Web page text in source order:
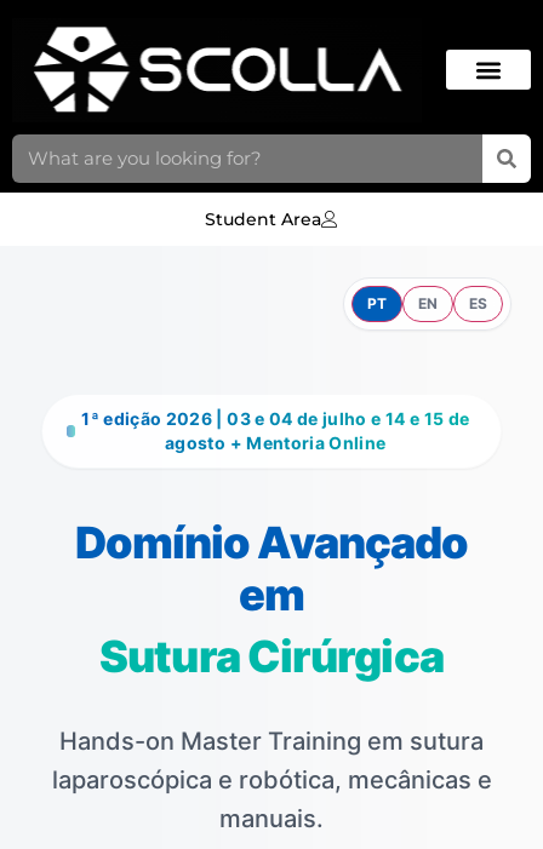
Student Area
PT EN ES
1ª edição 2026 | 03 e 04 de julho e 14 e 15 de
agosto + Mentoria Online
Domínio Avançado
em
Sutura Cirúrgica
Hands-on Master Training em sutura
laparoscópica e robótica, mecânicas e
manuais.